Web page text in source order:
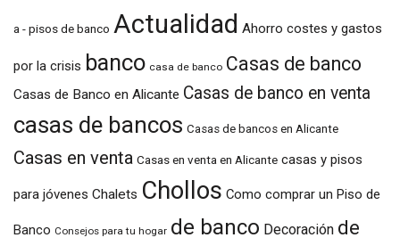
a - pisos de banco Actualidad Ahorro costes y gastos
por la crisis banco casa de banco Casas de banco
Casas de Banco en Alicante Casas de banco en venta
casas de bancos Casas de bancos en Alicante
Casas en venta Casas en venta en Alicante casas y pisos
para jóvenes Chalets Chollos Como comprar un Piso de
Banco Consejos para tu hogar de banco Decoración de